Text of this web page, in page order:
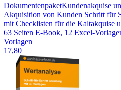
DokumentenpaketKundenakquise
Akquisition von Kunden Schritt für
mit Checklisten für die Kaltakquise
63 Seiten E-Book, 12 Excel-
Vorlagen
17,80